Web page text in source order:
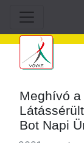
Meghívó a
Bot Napi